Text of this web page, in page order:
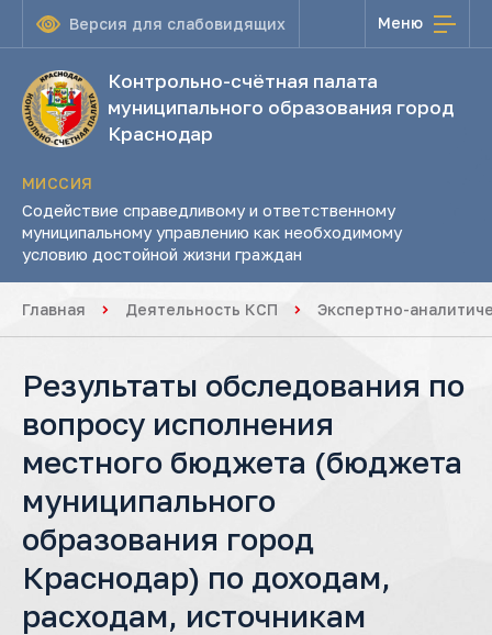
Версия для слабовидящих Меню
Контрольно-счётная палата
муниципального образования город
Краснодар
МИССИЯ
Содействие справедливому и ответственному
муниципальному управлению как необходимому
условию достойной жизни граждан
Главная Деятельность КСП Экспертно-
Результаты обследования по
вопросу исполнения
местного бюджета (бюджета
муниципального
образования город
Краснодар) по доходам,
расходам, источникам